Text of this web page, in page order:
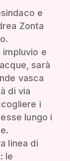
e
Zonta
e
sarà
vasca
di via
i
lungo i
linea di
le